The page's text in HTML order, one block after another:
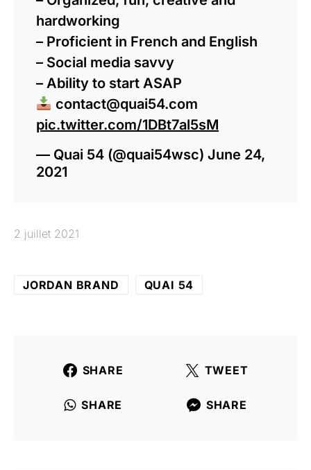
hardworking
– Proficient in French and English
– Social media savvy
– Ability to start ASAP
contact@quai54.com
pic.twitter.com/1DBt7al5sM
— Quai 54 (@quai54wsc) June 24,
2021
2 juillet 2021
JORDAN BRAND QUAI 54
SHARE TWEET
SHARE SHARE